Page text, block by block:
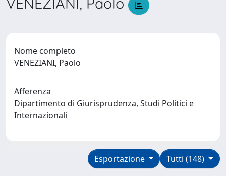
Nome completo
VENEZIANI, Paolo
Afferenza
Dipartimento di Giurisprudenza, Studi Politici e
Internazionali
Tutti (148)
Esportazione